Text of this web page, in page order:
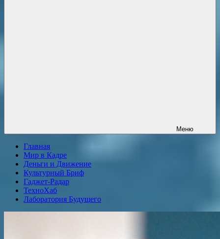
Меню
Главная
Мир в Кадре
Деньги и Движение
Культурный Бриф
Гаджет-Радар
ТехноХаб
Лаборатория Будущего